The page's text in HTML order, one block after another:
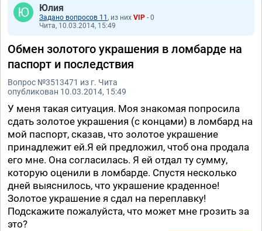
Юлия
Задано вопросов 11 , из них VIP - 0
Чита, 10.03.2014, 15:49
Обмен золотого украшения в ломбарде на
паспорт и последствия
Вопрос №3513471 из г. Чита
опубликован 10.03.2014, 15:49
У меня такая ситуация. Моя знакомая попросила
сдать золотое украшения (с концами) в ломбард на
мой паспорт, сказав, что золотое украшение
принадлежит ей.Я ей предложил, чтоб она продала
его мне. Она согласилась. Я ей отдал ту сумму,
которую оценили в ломбарде. Спустя несколько
дней выяснилось, что украшение краденное!
Золотое украшение я сдал на переплавку!
Подскажите пожалуйста, что может мне грозить за
это?